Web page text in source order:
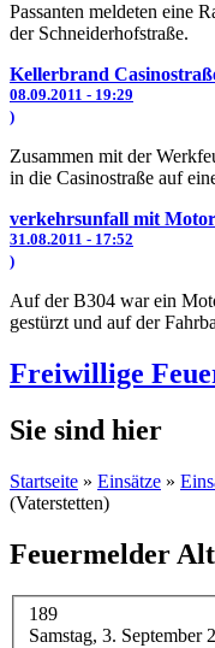
Passanten meldeten eine
der Schneiderhofstraße.
Kellerbrand
08.09.2011 - 19:29
)
Zusammen mit der
in die Casinostraße auf
verkehrsunfall mit
31.08.2011 - 17:52
)
Auf der B304 war ein
gestürzt und auf der
Freiwillige
Sie sind hier
Startseite » Einsätze »
(Vaterstetten)
Feuermelder
189
Samstag, 3. September